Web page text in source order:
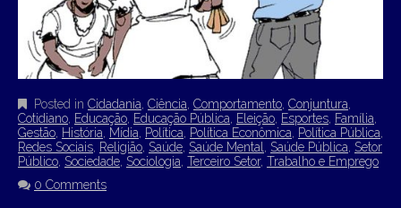
Posted in Cidadania Ciência Comportamento Conjuntura
Cotidiano Educação Educação Pública Eleição Esportes Família
Gestão História Mídia Política Política Econômica Política Pública
Redes Sociais Religião Saúde Saúde Mental Saúde Pública Setor
Público Sociedade Sociologia Terceiro Setor, Trabalho e Emprego
0 Comments